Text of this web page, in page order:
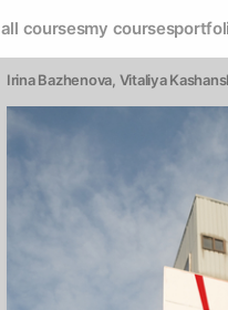
all coursesmy courses
Irina Bazhenova Vitaliya